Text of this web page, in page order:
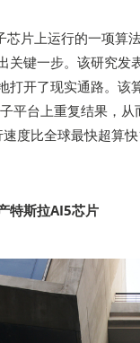
芯片上运行的一项算
关键一步。该研究
打开了现实通路。该
平台上重复结果，
度比全球最快超算
特斯拉AI5芯片